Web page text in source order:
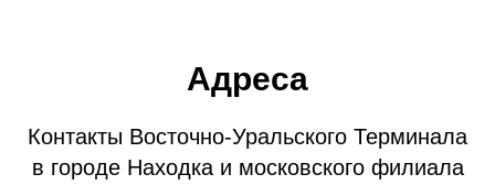
Адреса
Контакты Восточно-Уральского Терминала
в городе Находка и московского филиала